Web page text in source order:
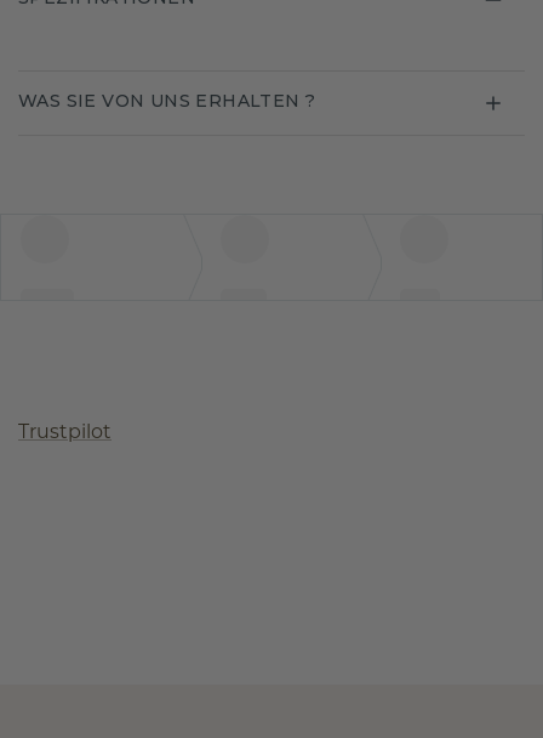
WAS SIE VON UNS ERHALTEN ?
Trustpilot